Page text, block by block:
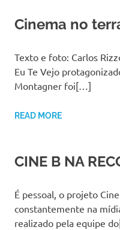
Cinema no
Texto e foto: Carlos
Eu Te Vejo
Montagner foi[…]
READ MORE
CINE B NA
É pessoal, o projeto
constantemente na
realizado pela equipe